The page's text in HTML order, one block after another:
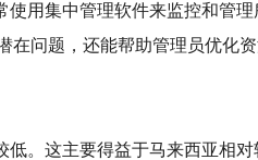
用集中管理软件来监控和管
问题，还能帮助管理员优化
。这主要得益于马来西亚相